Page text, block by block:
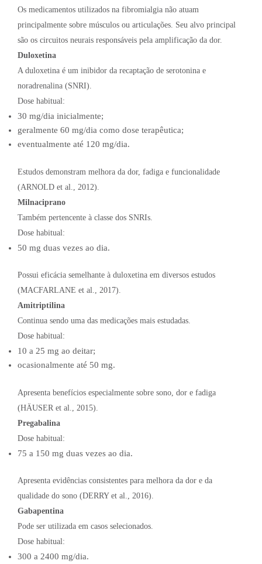
Os medicamentos utilizados na fibromialgia não atuam
principalmente sobre músculos ou articulações. Seu alvo principal
são os circuitos neurais responsáveis pela amplificação da dor.
Duloxetina
A duloxetina é um inibidor da recaptação de serotonina e
noradrenalina (SNRI).
Dose habitual:
30 mg/dia inicialmente;
geralmente 60 mg/dia como dose terapêutica;
eventualmente até 120 mg/dia.
Estudos demonstram melhora da dor, fadiga e funcionalidade
(ARNOLD et al., 2012).
Milnaciprano
Também pertencente à classe dos SNRIs.
Dose habitual:
50 mg duas vezes ao dia.
Possui eficácia semelhante à duloxetina em diversos estudos
(MACFARLANE et al., 2017).
Amitriptilina
Continua sendo uma das medicações mais estudadas.
Dose habitual:
10 a 25 mg ao deitar;
ocasionalmente até 50 mg.
Apresenta benefícios especialmente sobre sono, dor e fadiga
(HÄUSER et al., 2015).
Pregabalina
Dose habitual:
75 a 150 mg duas vezes ao dia.
Apresenta evidências consistentes para melhora da dor e da
qualidade do sono (DERRY et al., 2016).
Gabapentina
Pode ser utilizada em casos selecionados.
Dose habitual:
300 a 2400 mg/dia.